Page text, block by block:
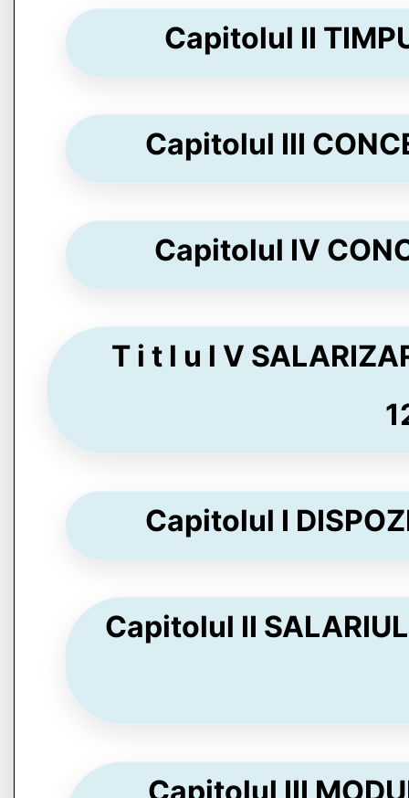
Capitolul II
Capitolul III
Capitolul IV
T i t l u l V
Capitolul I
Capitolul II